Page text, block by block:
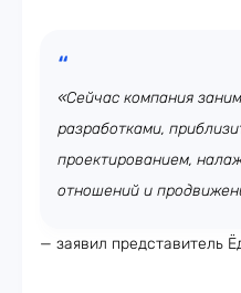
«Сейчас компания
разработками,
проектированием,
отношений и
— заявил представитель